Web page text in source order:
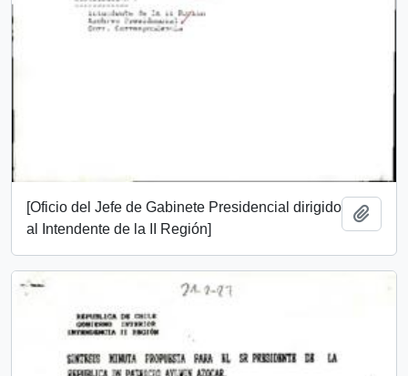
[Oficio del Jefe de Gabinete Presidencial dirigido
al Intendente de la II Región]